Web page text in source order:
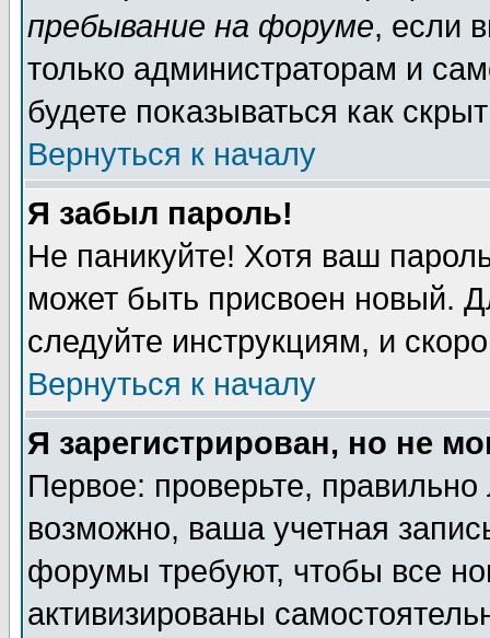
пребывание на форуме, если
только администраторам и
будете показываться как
Вернуться к началу
Я забыл пароль!
Не паникуйте! Хотя ваш
может быть присвоен новый.
следуйте инструкциям, и
Вернуться к началу
Я зарегистрирован, но не
Первое: проверьте,
возможно, ваша учетная
форумы требуют, чтобы все
активизированы